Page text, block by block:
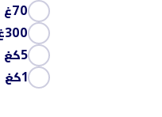
70غ
300غ
5كغ
1كغ